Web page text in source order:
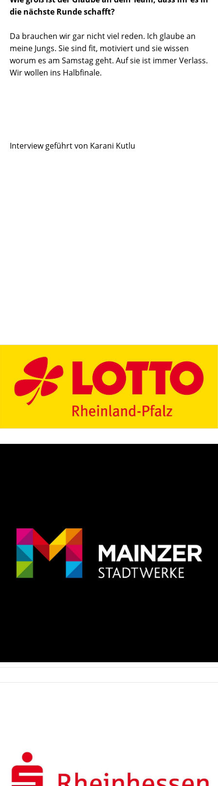
die nächste Runde schafft?
Da brauchen wir gar nicht viel reden. Ich glaube an
meine Jungs. Sie sind fit, motiviert und sie wissen
worum es am Samstag geht. Auf sie ist immer Verlass.
Wir wollen ins Halbfinale.
Interview geführt von Karani Kutlu